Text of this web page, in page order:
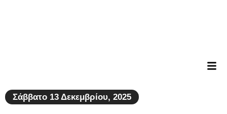
Σάββατο 13 Δεκεμβρίου, 2025